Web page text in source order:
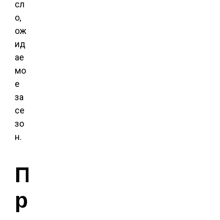
сл
о,
ож
ид
ае
мо
е
за
се
зо
н.
П
р